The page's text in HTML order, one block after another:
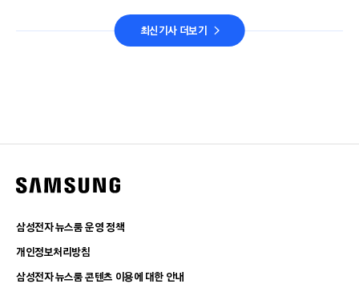
최신기사 더보기
삼성전자 뉴스룸 운영 정책
개인정보처리방침
삼성전자 뉴스룸 콘텐츠 이용에 대한 안내